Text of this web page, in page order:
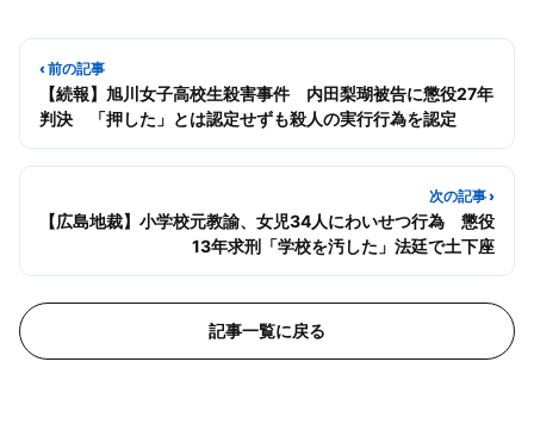
‹ 前の記事
【続報】旭川女子高校生殺害事件 内田梨瑚被告に懲役27年
判決 「押した」とは認定せずも殺人の実行行為を認定
次の記事 ›
【広島地裁】小学校元教諭、女児34人にわいせつ行為 懲役
13年求刑「学校を汚した」法廷で土下座
記事一覧に戻る